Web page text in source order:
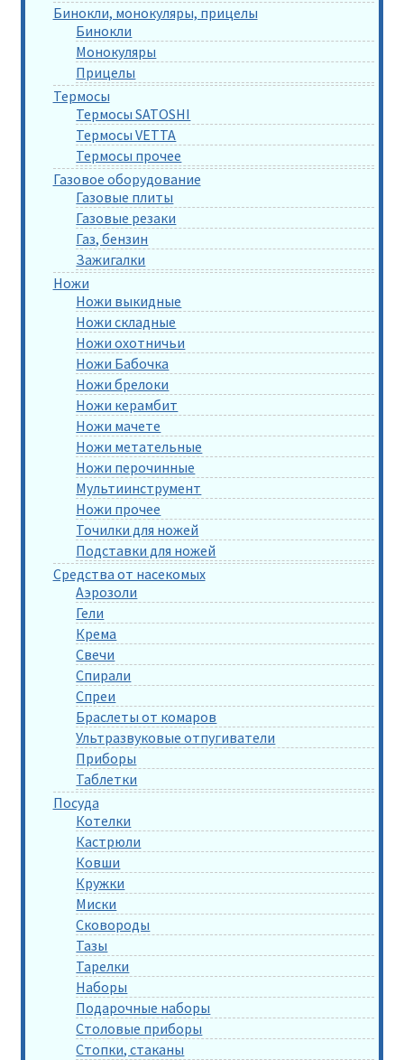
Бинокли, монокуляры, прицелы
Бинокли
Монокуляры
Прицелы
Термосы
Термосы SATOSHI
Термосы VETTA
Термосы прочее
Газовое оборудование
Газовые плиты
Газовые резаки
Газ, бензин
Зажигалки
Ножи
Ножи выкидные
Ножи складные
Ножи охотничьи
Ножи Бабочка
Ножи брелоки
Ножи керамбит
Ножи мачете
Ножи метательные
Ножи перочинные
Мультиинструмент
Ножи прочее
Точилки для ножей
Подставки для ножей
Средства от насекомых
Аэрозоли
Гели
Крема
Свечи
Спирали
Спреи
Браслеты от комаров
Ультразвуковые отпугиватели
Приборы
Таблетки
Посуда
Котелки
Кастрюли
Ковши
Кружки
Миски
Сковороды
Тазы
Тарелки
Наборы
Подарочные наборы
Столовые приборы
Стопки, стаканы